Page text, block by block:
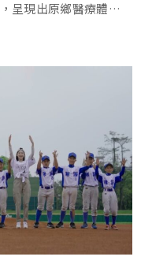
呈現出原鄉醫療體系長